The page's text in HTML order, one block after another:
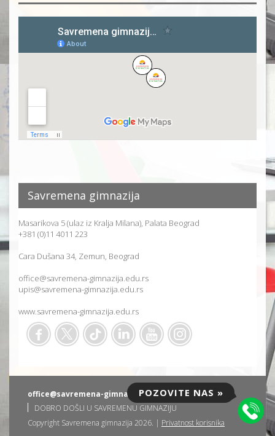
POZOVITE NAS »
Savremena gimnazija
Masarikova 5 (ulaz iz Kralja Milana), Palata Beograd
+381 (0)11 4011 223
Cara Dušana 34, Zemun, Beograd
office@savremena-gimnazija.edu.rs
upis@savremena-gimnazija.edu.rs
www.savremena-gimnazija.edu.rs
office@savremena-gimnazija.edu.rs
DOBRO DOŠLI U SAVREMENU GIMNAZIJU
Copyright Savremena gimnazija 2026. | Privatnost korisnika